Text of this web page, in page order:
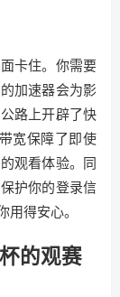
卡住。你需要
加速器会为影
路上开辟了快
宽保障了即使
观看体验。同
护你的登录信
得安心。
的观赛